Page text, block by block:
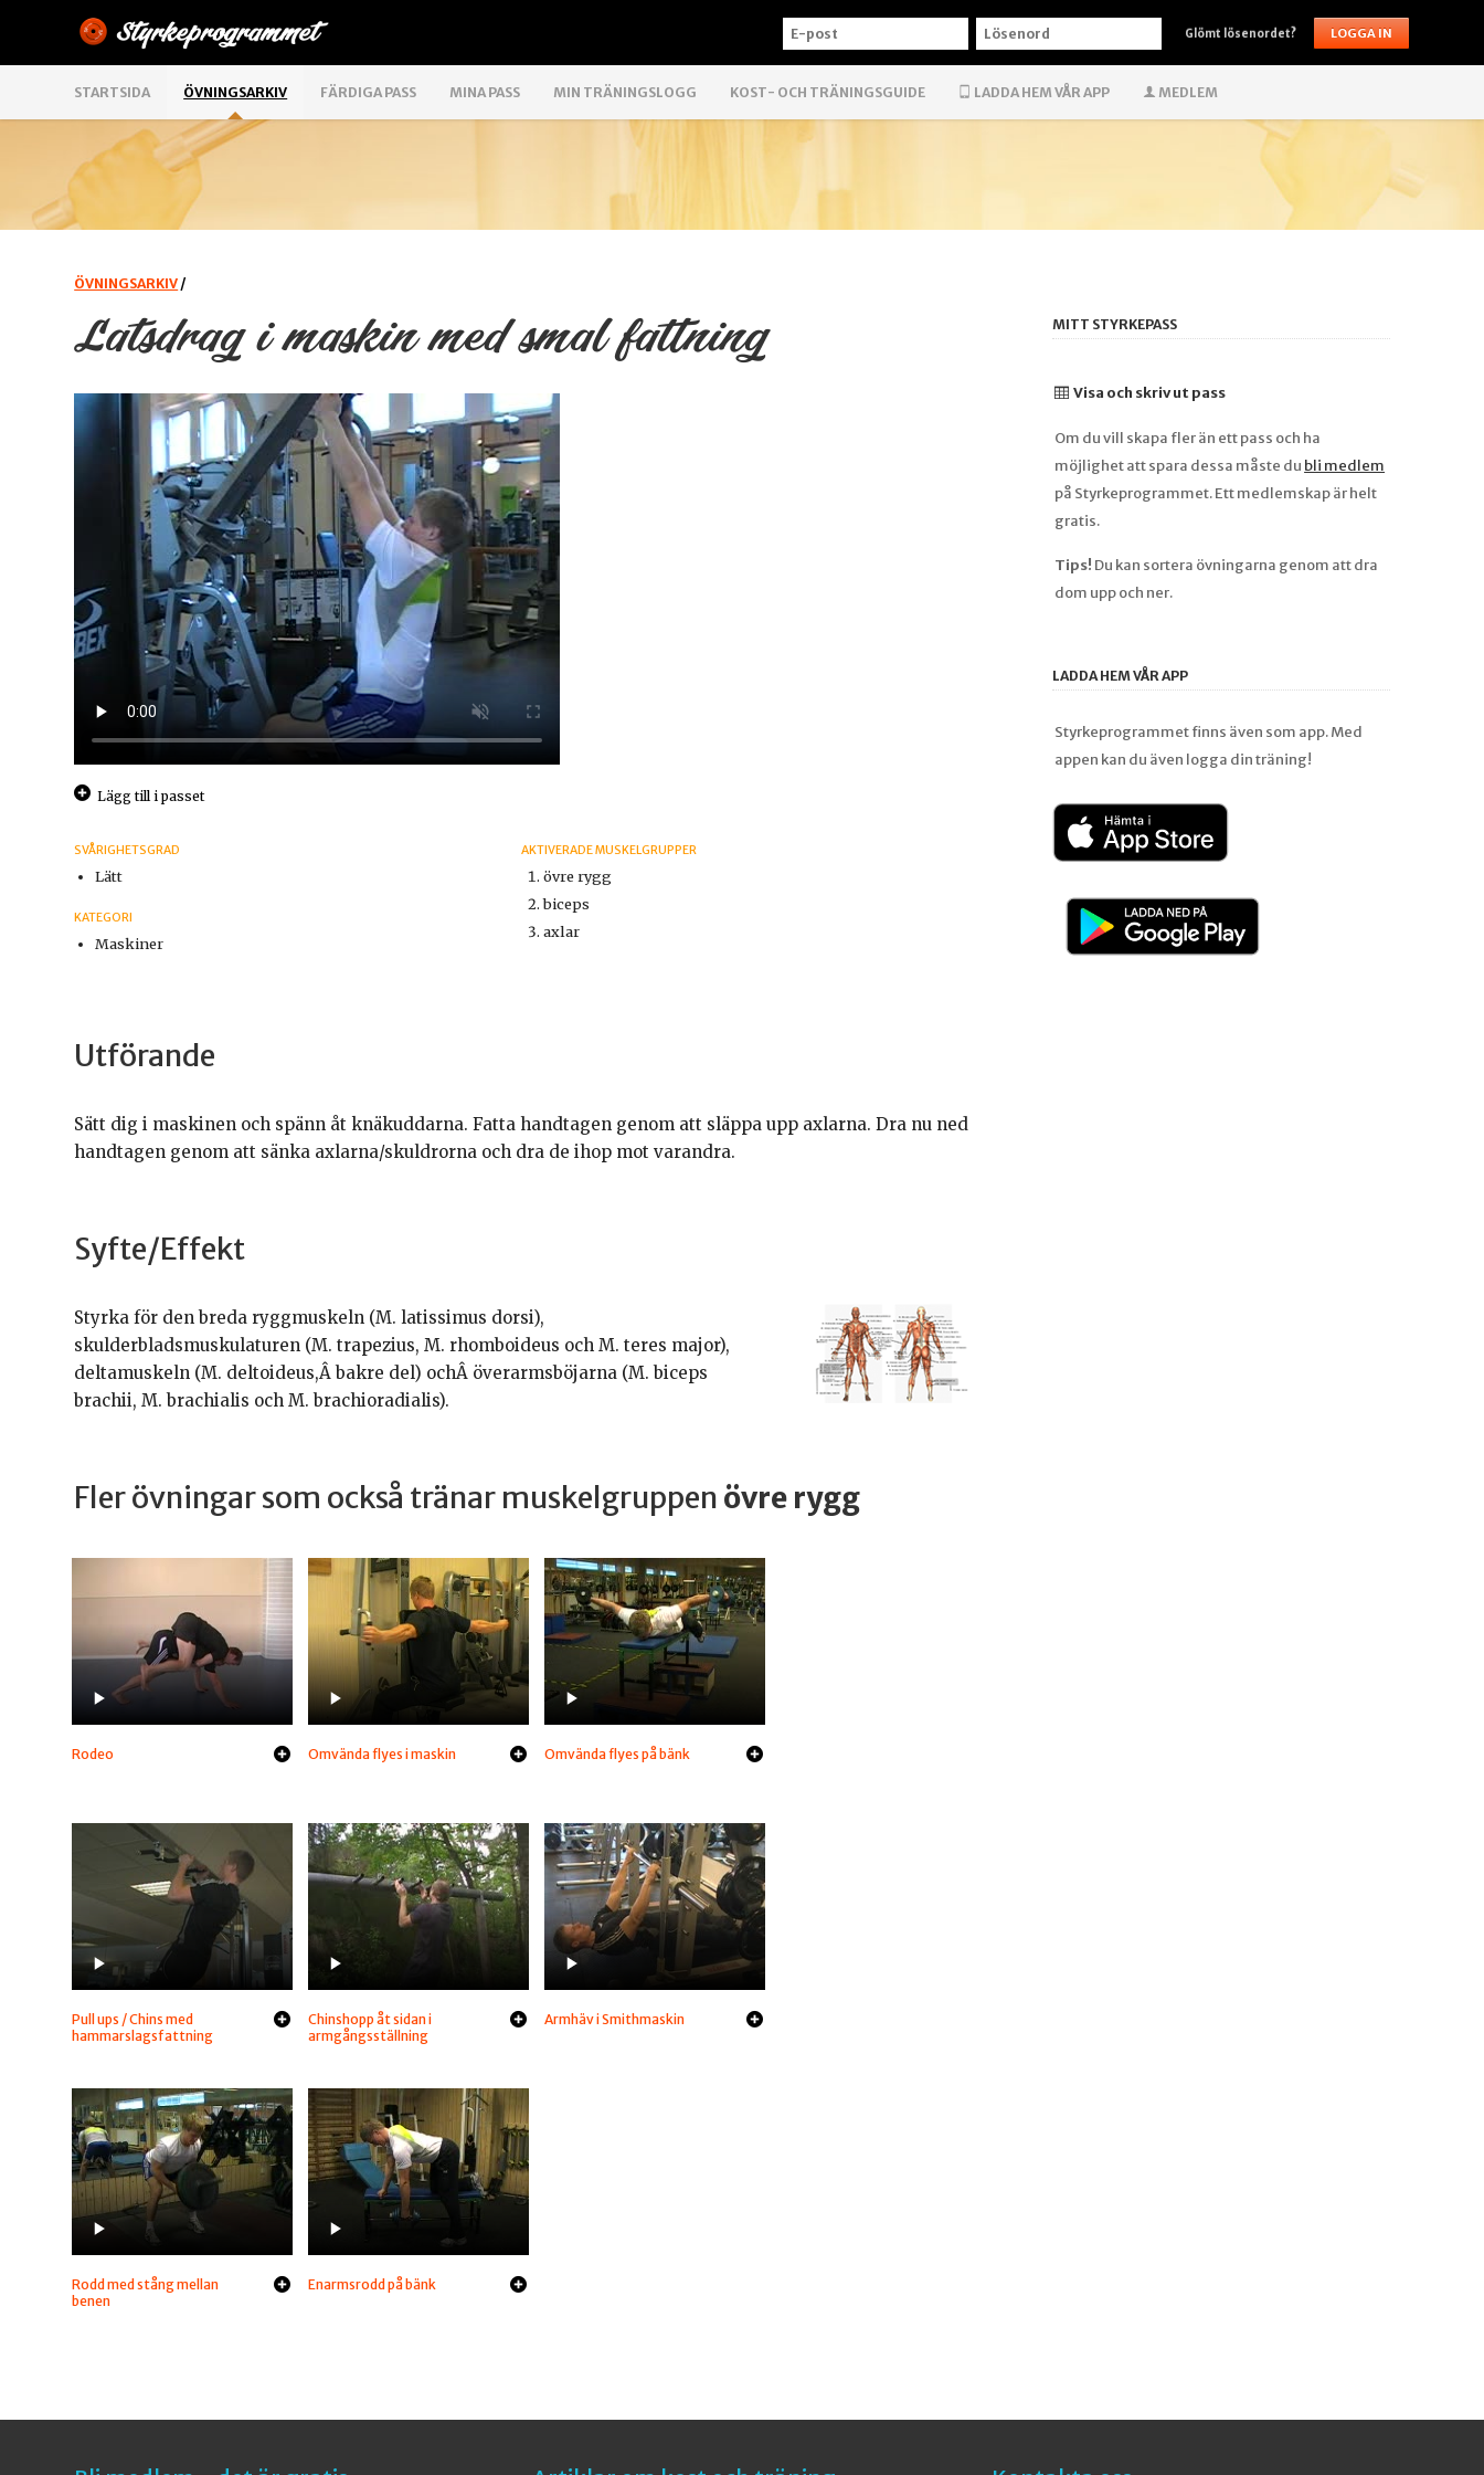
E-
LÖSENORD Glömt lösenordet?
STARTSIDA ÖVNINGSARKIV FÄRDIGA PASS MINA PASS MIN TRÄNINGSLOGG KOST- OCH TRÄNINGSGUIDE LADDA HEM VÅR APP MEDLEM
ÖVNINGSARKIV /
Latsdrag i maskin med smal fattning
Lägg till i passet
SVÅRIGHETSGRAD
Lätt
KATEGORI
Maskiner
AKTIVERADE MUSKELGRUPPER
övre rygg
biceps
axlar
Utförande
Sätt dig i maskinen och spänn åt knäkuddarna. Fatta handtagen genom att släppa upp axlarna. Dra nu ned
handtagen genom att sänka axlarna/skuldrorna och dra de ihop mot varandra.
Syfte/Effekt
Styrka för den breda ryggmuskeln (M. latissimus dorsi),
skulderbladsmuskulaturen (M. trapezius, M. rhomboideus och M. teres major),
deltamuskeln (M. deltoideus,Â bakre del) ochÂ överarmsböjarna (M. biceps
brachii, M. brachialis och M. brachioradialis).
Fler övningar som också tränar muskelgruppen övre rygg
Rodeo Omvända flyes i maskin Omvända flyes på bänk
Pull ups / Chins med
hammarslagsfattning
Chinshopp åt sidan i
armgångsställning
Armhäv i Smithmaskin
Rodd med stång mellan
benen
Enarmsrodd på bänk
MITT STYRKEPASS
Visa och skriv ut pass
Om du vill skapa fler än ett pass och ha
möjlighet att spara dessa måste du bli medlem
på Styrkeprogrammet. Ett medlemskap är helt
gratis.
Tips! Du kan sortera övningarna genom att dra
dom upp och ner.
LADDA HEM VÅR APP
Styrkeprogrammet finns även som app. Med
appen kan du även logga din träning!